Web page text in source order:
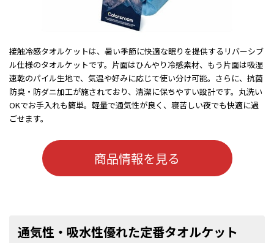
接触冷感タオルケットは、暑い季節に快適な眠りを提供するリバーシブ
ル仕様のタオルケットです。片面はひんやり冷感素材、もう片面は吸湿
速乾のパイル生地で、気温や好みに応じて使い分け可能。さらに、抗菌
防臭・防ダニ加工が施されており、清潔に保ちやすい設計です。丸洗い
OKでお手入れも簡単。軽量で通気性が良く、寝苦しい夜でも快適に過
ごせます。
商品情報を見る
通気性・吸水性優れた定番タオルケット